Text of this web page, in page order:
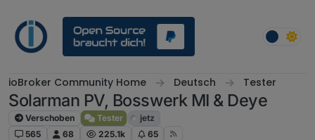
ioBroker Community Home Deutsch Tester
Solarman PV, Bosswerk MI & Deye
Verschoben Tester
jetz
565
68 225.1k 65